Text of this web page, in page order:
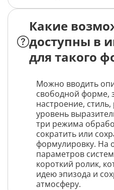
Какие
доступны в
для такого
Можно вводить
свободной форме,
настроение,
уровень
три режима
сократить или
формулировку. На
параметров
короткий ролик,
идею эпизода и
атмосферу.